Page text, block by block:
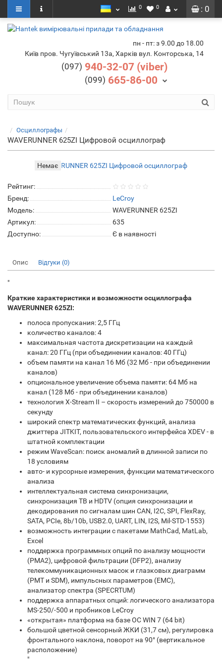
: 0
0 0
пн - пт: з 9.00 до 18.00
Київ пров. Чугуївський 13а, Харків вул. Конторська, 14
(097) 940-32-07 (viber)
(099) 665-86-00
Осциллографы
WAVERUNNER 625ZI Цифровой осциллограф
Немає
Рейтинг:
Бренд:
LeCroy
Модель:
WAVERUNNER 625ZI
Артикул:
635
Доступно:
Є в наявності
Опис Відгуки (0)
"
Краткие характеристики и возможности осциллографа
WAVERUNNER 625ZI:
полоса пропускания: 2,5 ГГц
количество каналов: 4
максимальная частота дискретизации на каждый
канал: 20 ГГц (при объединении каналов: 40 ГГц)
объем памяти на канал 16 Мб (32 Мб - при объединении
каналов)
опциональное увеличение объема памяти: 64 Мб на
канал (128 Мб - при объединении каналов)
технология X-Stream II – скорость измерений до 750000 в
секунду
широкий спектр математических функций, анализа
джиттера JITKIT, пользовательского интерфейса XDEV - в
штатной комплектации
режим WaveScan: поиск аномалий в длинной записи по
18 условиям
авто- и курсорные измерения, функции математического
анализа
интеллектуальная система синхронизации,
синхронизация ТВ и HDTV (опция синхронизации и
декодирования по сигналам шин CAN, I2C, SPI, FlexRay,
SATA, PCIe, 8b/10b, USB2.0, UART, LIN, I2S, Mil-STD-1553)
возможность интеграции с пакетами MathCad, MatLab,
Excel
поддержка программных опций по анализу мощности
(PMA2), цифровой фильтрации (DFP2), анализу
телекоммуникационных масок и глазковых диаграмм
(PMT и SDM), импульсных параметров (EMC),
анализатор спектра (SPECRTUM)
поддержка аппаратных опций: логического анализатора
MS-250/-500 и пробников LeCroy
«открытая» платформа на базе ОС WIN 7 (64 bit)
большой цветной сенсорный ЖКИ (31,7 см), регулировка
фронтального наклона, поворот на 90° (вертикальное
расположение)
"